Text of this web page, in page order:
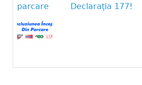
parcare
Declarația 177!